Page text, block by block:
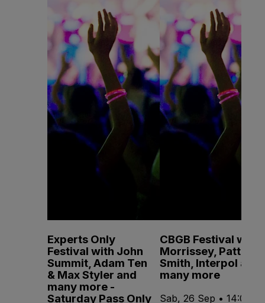
Experts Only
Festival with John
Summit, Adam Ten
& Max Styler and
many more -
Saturday Pass Only
CBGB Festival with
Morrissey, Patti
Smith, Interpol and
many more
Sab, 26 Sep • 14:00